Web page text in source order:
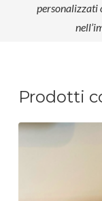
personalizzati
Prodotti